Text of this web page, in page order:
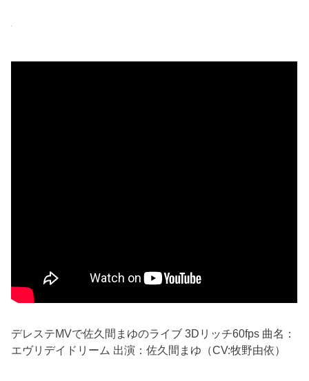
デレステMVで佐久間まゆのライブ 3Dリッチ60fps 曲名：
エヴリデイドリーム 出演：佐久間まゆ（CV:牧野由依）